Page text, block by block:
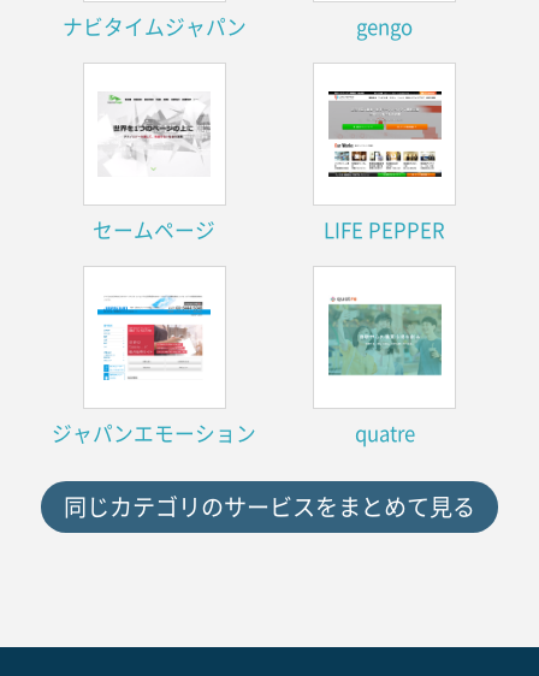
ナビタイムジャパン gengo
セームページ LIFE PEPPER
ジャパンエモーション quatre
同じカテゴリのサービスをまとめて見る